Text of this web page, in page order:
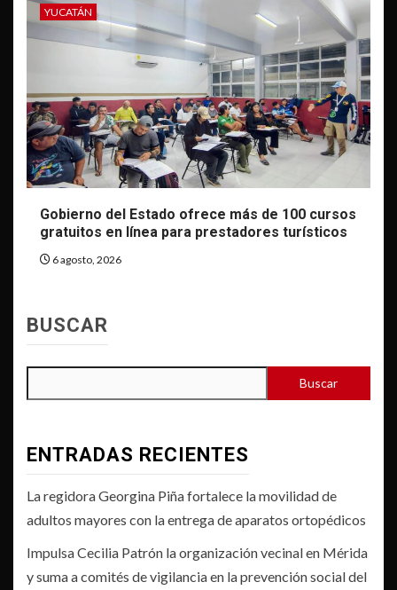
YUCATÁN
Gobierno del Estado ofrece más de 100 cursos
gratuitos en línea para prestadores turísticos
6 agosto, 2026
BUSCAR
Buscar
ENTRADAS RECIENTES
La regidora Georgina Piña fortalece la movilidad de
adultos mayores con la entrega de aparatos ortopédicos
Impulsa Cecilia Patrón la organización vecinal en Mérida
y suma a comités de vigilancia en la prevención social del